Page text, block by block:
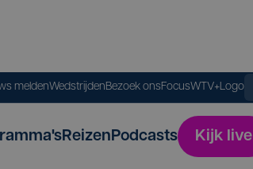
meldenWedstrijdenBezoek onsFocusWTV+Logo
ReizenPodcasts Kijk live